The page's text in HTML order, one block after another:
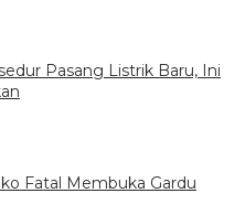
Pasang Listrik Baru, Ini
Fatal Membuka Gardu